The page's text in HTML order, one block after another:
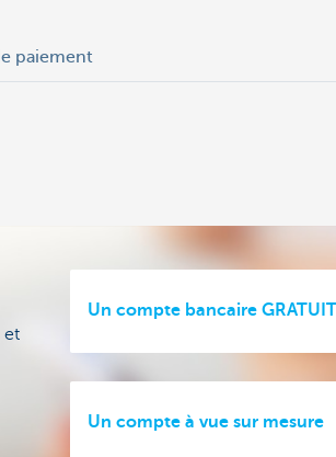
paiement
et
Un compte bancaire
Un compte à vue sur mesure